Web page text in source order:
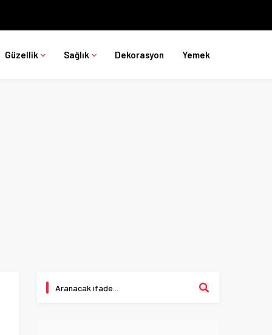
Güzellik Sağlık Dekorasyon Yemek